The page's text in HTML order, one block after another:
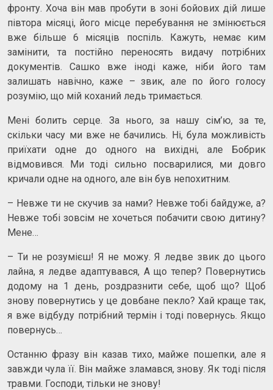
фронту. Хоча він мав пробути в зоні бойових дій лише
півтора місяці, його місце перебування не змінюється
вже більше 6 місяців поспіль. Кажуть, немає ким
замінити, та постійно переносять видачу потрібних
документів. Сашко вже іноді каже, ніби його там
залишать навічно, каже – звик, але по його голосу
розумію, що мій коханий ледь тримається.
Мені болить серце. За нього, за нашу сім’ю, за те,
скільки часу ми вже не бачились. Ні, була можливість
приїхати одне до одного на вихідні, але Бобрик
відмовився. Ми тоді сильно посварилися, ми довго
кричали одне на одного, але він був непохитним.
– Невже ти не скучив за нами? Невже тобі байдуже, а?
Невже тобі зовсім не хочеться побачити свою дитину?
Мене…
– Ти не розумієш! Я не можу. Я ледве звик до цього
лайна, я ледве адаптувався, А що тепер? Повернутись
додому на 1 день, роздразнити себе, щоб що? Щоб
знову повернутись у це довбане пекло? Хай краще так,
я вже відбуду потрібний термін і тоді повернусь. Якщо
повернусь…
Останню фразу він казав тихо, майже пошепки, але я
завжди чула її. Він майже зламався, знову. Як тоді після
травми. Господи, тільки не знову!